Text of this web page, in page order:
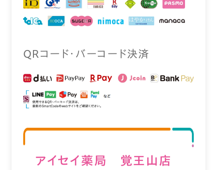
QRコード・バーコード決済
アイセイ薬局 覚王山店